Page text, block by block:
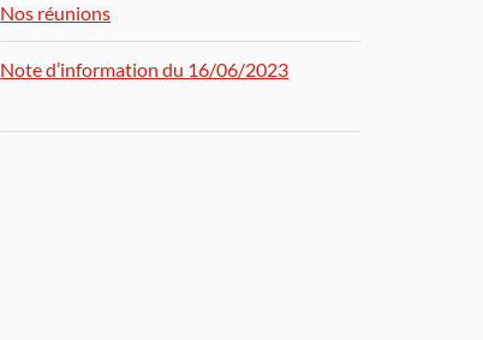
Nos réunions
Note d’information du 16/06/2023